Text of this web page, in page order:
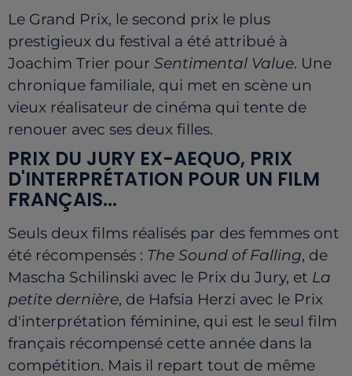
Le Grand Prix, le second prix le plus
prestigieux du festival a été attribué à
Joachim Trier pour Sentimental Value. Une
chronique familiale, qui met en scène un
vieux réalisateur de cinéma qui tente de
renouer avec ses deux filles.
PRIX DU JURY EX-AEQUO, PRIX
D'INTERPRÉTATION POUR UN FILM
FRANÇAIS...
Seuls deux films réalisés par des femmes ont
été récompensés : The Sound of Falling, de
Mascha Schilinski avec le Prix du Jury, et La
petite dernière, de Hafsia Herzi avec le Prix
d'interprétation féminine, qui est le seul film
français récompensé cette année dans la
compétition. Mais il repart tout de même